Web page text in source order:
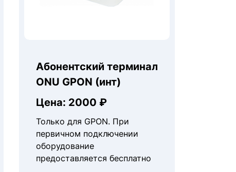
Абонентский терминал
ONU GPON (инт)
Цена: 2000 ₽
Только для GPON. При
первичном подключении
оборудование
предоставляется бесплатно